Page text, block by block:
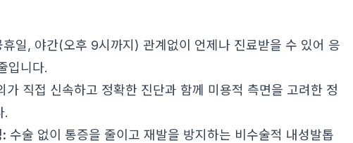
휴일, 야간(오후 9시까지) 관계없이 언제나 진료받을 수 있어 응
입니다.
가 직접 신속하고 정확한 진단과 함께 미용적 측면을 고려한 정
.
: 수술 없이 통증을 줄이고 재발을 방지하는 비수술적 내성발톱